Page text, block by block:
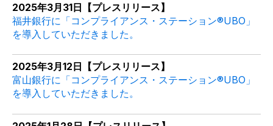
2025年3月31日【プレスリリース】
福井銀行に「コンプライアンス・ステーション®UBO」
を導入していただきました。
2025年3月12日【プレスリリース】
富山銀行に「コンプライアンス・ステーション®UBO 」
を導入していただきました。